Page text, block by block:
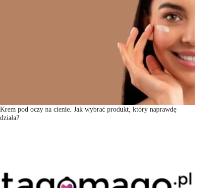
Krem pod oczy na cienie. Jak wybrać produkt, który naprawdę
działa?